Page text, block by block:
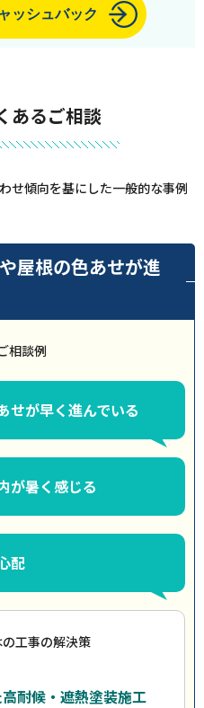
ッシュバック
あるご相談
せ傾向を基にした一般的な事例
屋根の色あせが進
相談例
せが早く進んでいる
が暑く感じる
配
工事の解決策
耐候・遮熱塗装施工